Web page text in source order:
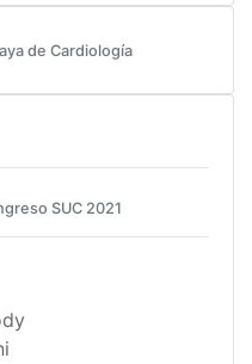
de Cardiología
SUC 2021